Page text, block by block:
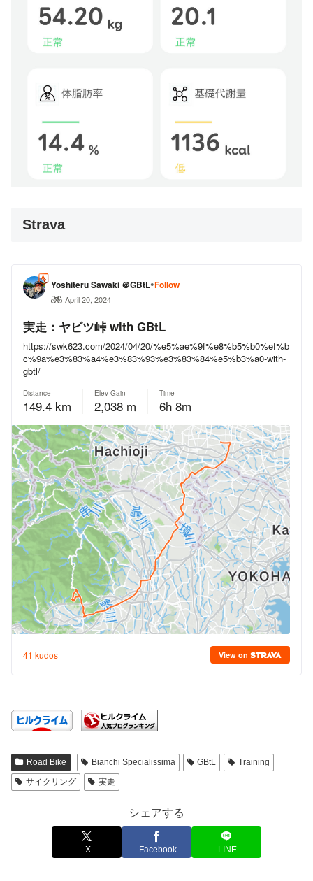
Strava
Road Bike Bianchi Specialissima GBtL
Training
サイクリング
実走
シェアする
X Facebook LINE